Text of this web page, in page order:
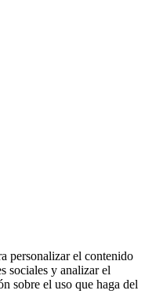
personalizar el contenido
sociales y analizar el
sobre el uso que haga del